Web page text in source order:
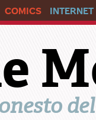
COMICS INTERNET